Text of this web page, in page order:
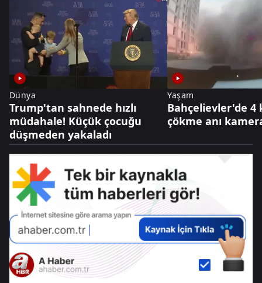
Dünya
Trump'tan sahnede hızlı
müdahale! Küçük çocuğu
düşmeden yakaladı
Yaşam
Bahçelievler'de 4
çökme anı